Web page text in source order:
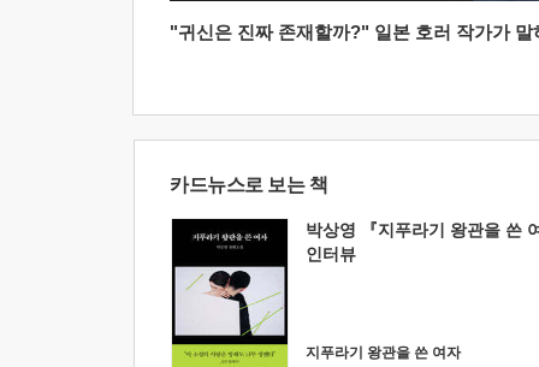
"귀신은 진짜 존재할까?" 일본 호러 작가가
카드뉴스로 보는 책
박상영 『지푸라기 왕관을 쓴
인터뷰
지푸라기 왕관을 쓴 여자